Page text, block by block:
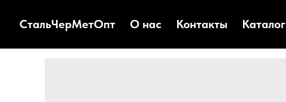
СтальЧерМетОпт О нас Контакты Каталог